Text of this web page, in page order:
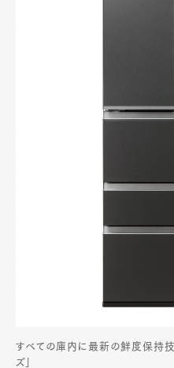
すべての庫内に最新の鮮度保持技
ズ」